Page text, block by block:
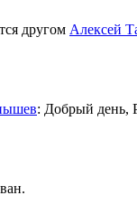
другом Алексей
: Добрый день,